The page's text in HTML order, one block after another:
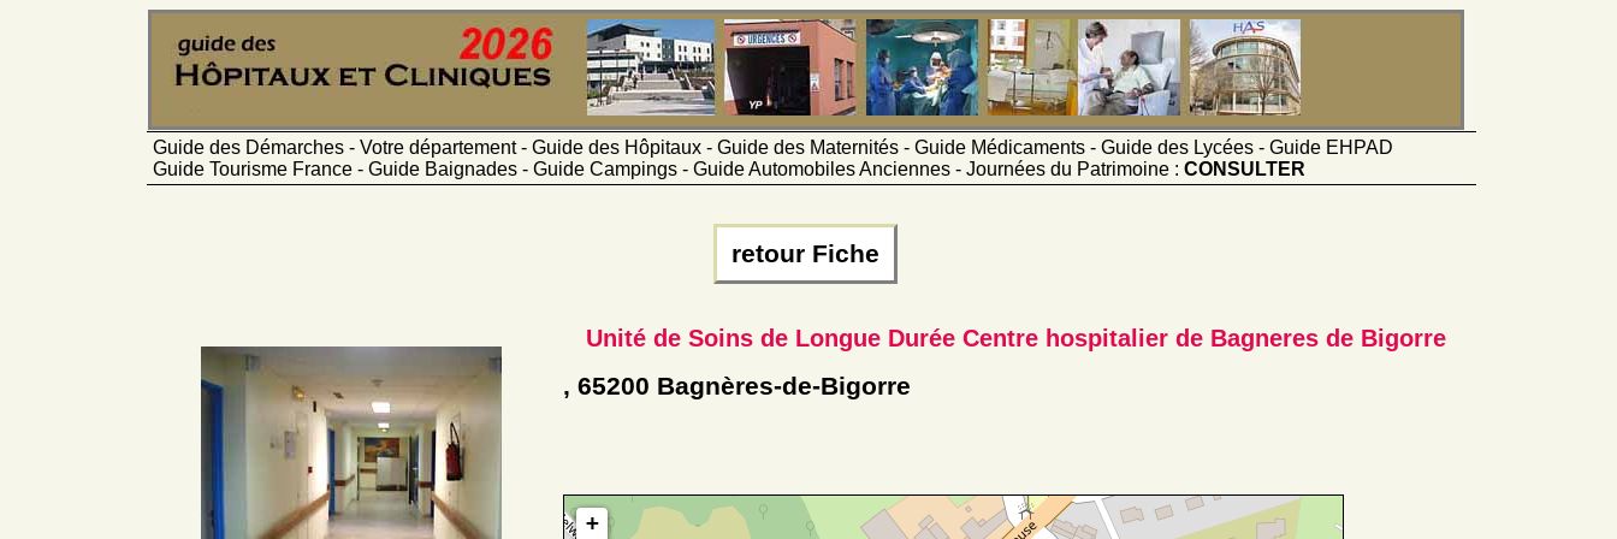
Guide des Démarches - Votre département - Guide des Hôpitaux - Guide des Maternités - Guide Médicaments - Guide des Lycées - Guide EHPAD
Guide Tourisme France - Guide Baignades - Guide Campings - Guide Automobiles Anciennes - Journées du Patrimoine : CONSULTER
retour Fiche
Unité de Soins de Longue Durée Centre hospitalier de Bagneres de Bigorre
, 65200 Bagnères-de-Bigorre
+